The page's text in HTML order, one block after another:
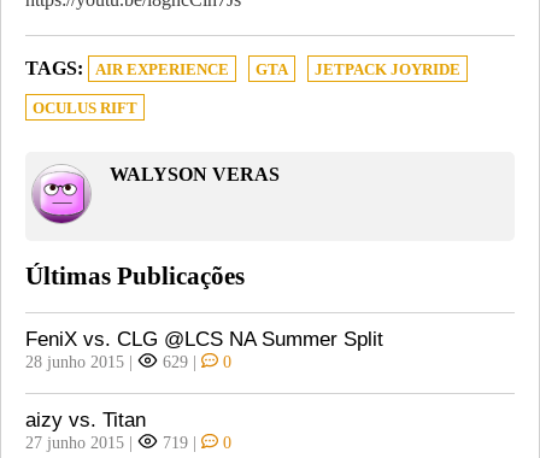
TAGS: AIR EXPERIENCE GTA JETPACK JOYRIDE
OCULUS RIFT
WALYSON VERAS
Últimas Publicações
FeniX vs. CLG @LCS NA Summer Split
28 junho 2015 | 629 | 0
aizy vs. Titan
27 junho 2015 | 719 | 0